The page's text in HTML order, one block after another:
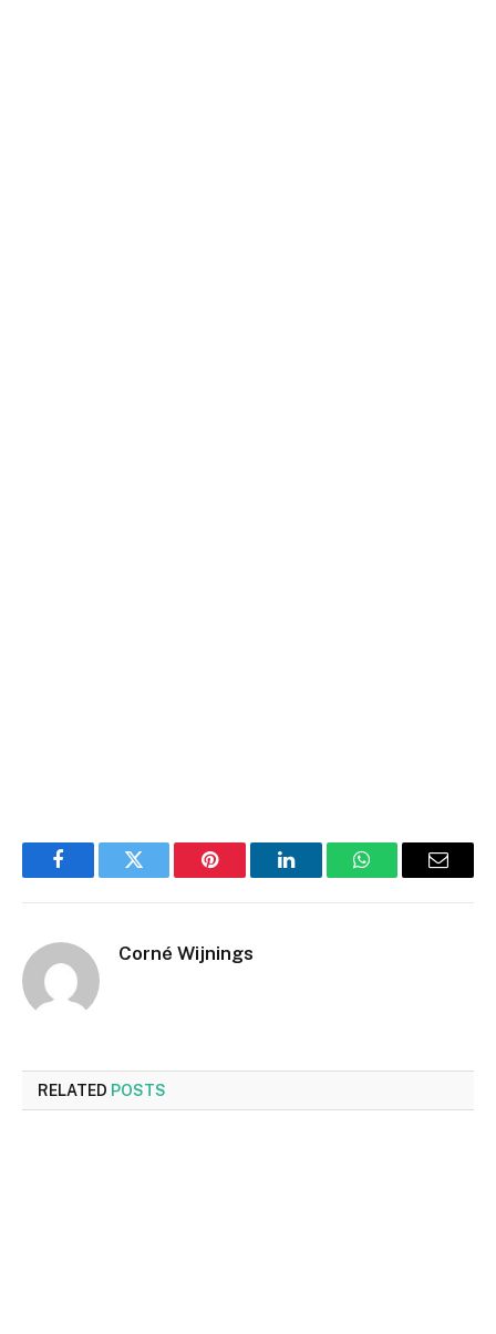
FacebookTwitter Pinterest LinkedInWhatsAppEmail
Corné Wijnings
RELATED POSTS